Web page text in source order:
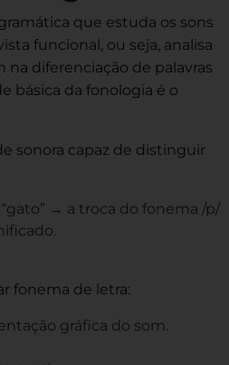
que estuda os sons
funcional, ou seja, analisa
na diferenciação de palavras
básica da fonologia é o
sonora capaz de distinguir
“gato” → a troca do fonema /p/
fonema de letra:
gráfica do som.